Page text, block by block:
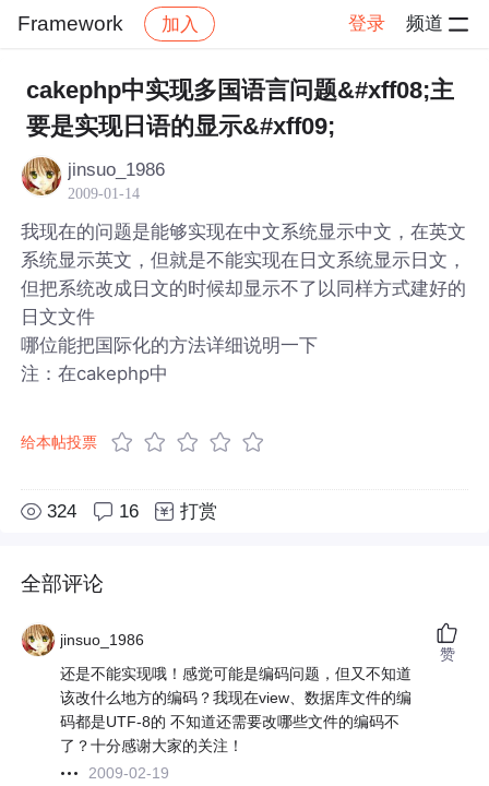
Framework 加入 登录 频道
社区 Framework 帖子详情
cakephp中实现多国语言问题&#xff08;主
要是实现日语的显示&#xff09;
jinsuo_1986
2009-01-14
我现在的问题是能够实现在中文系统显示中文，在英文
系统显示英文，但就是不能实现在日文系统显示日文，
但把系统改成日文的时候却显示不了以同样方式建好的
日文文件
哪位能把国际化的方法详细说明一下
注：在cakephp中
给本帖投票
324 16 打赏
全部评论
jinsuo_1986
还是不能实现哦！感觉可能是编码问题，但又不知道
该改什么地方的编码？我现在view、数据库文件的编
码都是UTF-8的 不知道还需要改哪些文件的编码不
了？十分感谢大家的关注！
2009-02-19
赞